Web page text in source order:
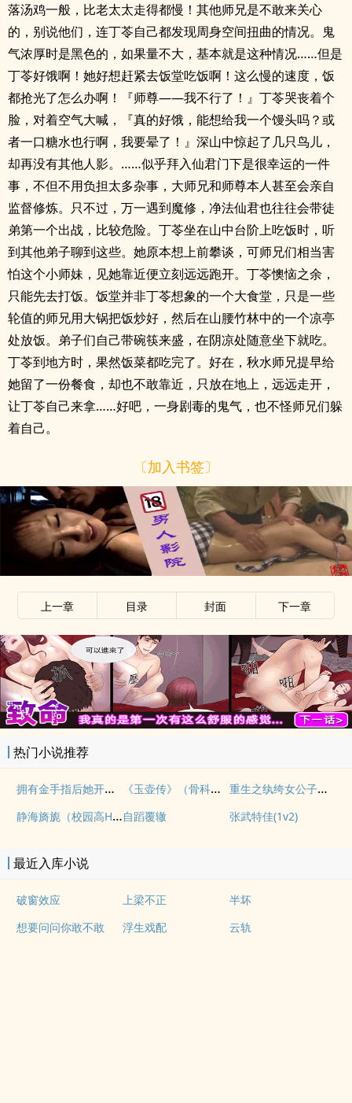
落汤鸡一般，比老太太走得都慢！其他师兄是不敢来关心
的，别说他们，连丁苓自己都发现周身空间扭曲的情况。鬼
气浓厚时是黑色的，如果量不大，基本就是这种情况……但是
丁苓好饿啊！她好想赶紧去饭堂吃饭啊！这么慢的速度，饭
都抢光了怎么办啊！『师尊——我不行了！』丁苓哭丧着个
脸，对着空气大喊，『真的好饿，能想给我一个馒头吗？或
者一口糖水也行啊，我要晕了！』深山中惊起了几只鸟儿，
却再没有其他人影。……似乎拜入仙君门下是很幸运的一件
事，不但不用负担太多杂事，大师兄和师尊本人甚至会亲自
监督修炼。只不过，万一遇到魔修，净法仙君也往往会带徒
弟第一个出战，比较危险。丁苓坐在山中台阶上吃饭时，听
到其他弟子聊到这些。她原本想上前攀谈，可师兄们相当害
怕这个小师妹，见她靠近便立刻远远跑开。丁苓懊恼之余，
只能先去打饭。饭堂并非丁苓想象的一个大食堂，只是一些
轮值的师兄用大锅把饭炒好，然后在山腰竹林中的一个凉亭
处放饭。弟子们自己带碗筷来盛，在阴凉处随意坐下就吃。
丁苓到地方时，果然饭菜都吃完了。好在，秋水师兄提早给
她留了一份餐食，却也不敢靠近，只放在地上，远远走开，
让丁苓自己来拿……好吧，一身剧毒的鬼气，也不怪师兄们躲
着自己。
〔加入书签〕
x
上一章 目录 封面 下一章
x
热门小说推荐
拥有金手指后她开始为所欲为（nph） 《玉壶传》（骨科）（兄妹）（np）
重生之纨绔女公子（NPH）
静海旖旎（校园高H）自蹈覆辙 张武特佳(1v2)
最近入库小说
破窗效应 上梁不正
半坏
想要问问你敢不敢
浮生戏配 云轨